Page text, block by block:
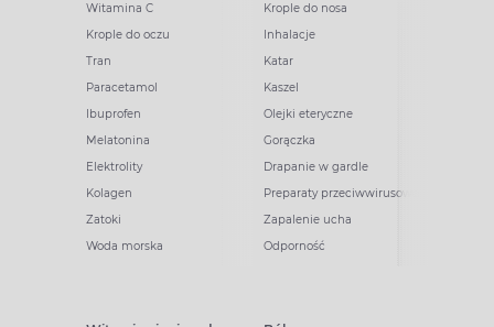
Witamina C
Krople do oczu
Tran
Paracetamol
Ibuprofen
Melatonina
Elektrolity
Kolagen
Zatoki
Woda morska
Krople do nosa
Inhalacje
Katar
Kaszel
Olejki eteryczne
Gorączka
Drapanie w gardle
Preparaty przeciwwirusowe
Zapalenie ucha
Odporność